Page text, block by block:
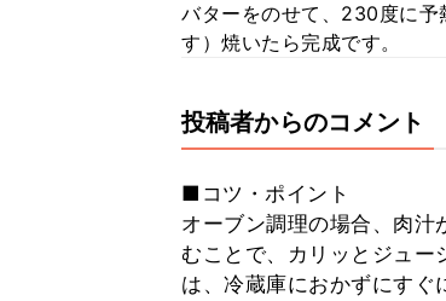
バターをのせて、230度に予
す）焼いたら完成です。
投稿者からのコメント
■コツ・ポイント
オーブン調理の場合、肉汁
むことで、カリッとジュー
は、冷蔵庫におかずにすぐ